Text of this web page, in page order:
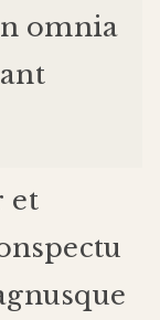
omnia
et
que